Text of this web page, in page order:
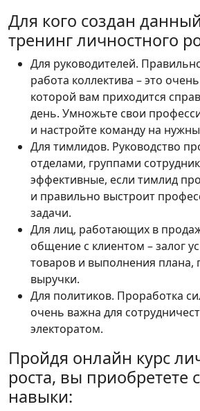
Для кого создан
тренинг личностного
Для руководителей.
работа коллектива – это
которой вам приходится
день. Умножьте свои
и настройте команду на
Для тимлидов. Руководство
отделами, группами
эффективные, если тимлид
и правильно выстроит
задачи.
Для лиц, работающих в
общение с клиентом – залог
товаров и выполнения плана,
выручки.
Для политиков. Проработка
очень важна для
электоратом.
Пройдя онлайн курс
роста, вы приобретете
навыки: